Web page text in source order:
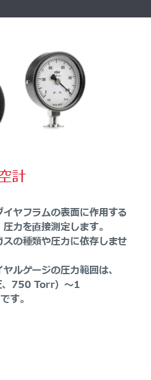
計
ヤフラムの表面に作用する
力を直接測定します。
の種類や圧力に依存しませ
ルゲージの圧力範囲は、
750 Torr）～1
す。